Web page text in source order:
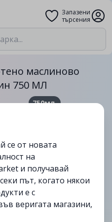
Запазени
търсения
маслиново
750 МЛ
750мл.
се от новата
на
и получавай
път, когато някои
е с
веригата магазини,